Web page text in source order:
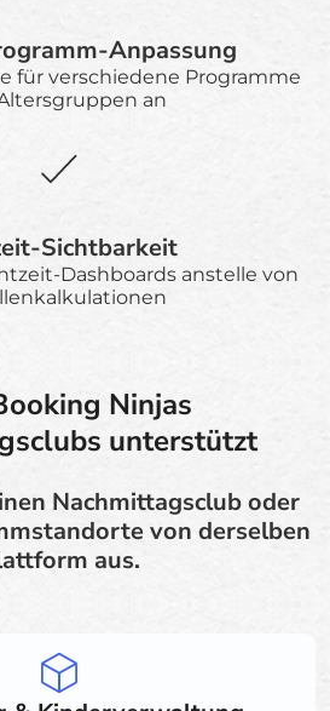
Anpassung
für verschiedene Programme
an
Sichtbarkeit
Dashboards anstelle von
Ninjas
unterstützt
Nachmittagsclub oder
von derselben
aus.